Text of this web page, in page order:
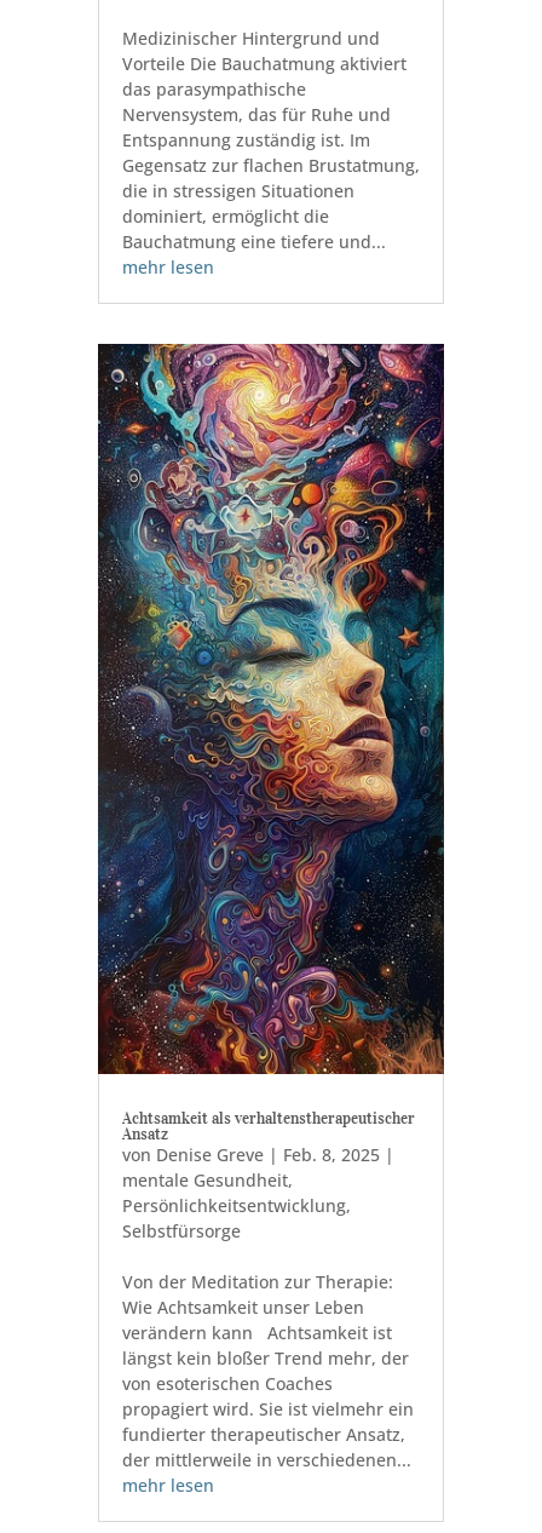
Medizinischer Hintergrund und
Vorteile Die Bauchatmung aktiviert
das parasympathische
Nervensystem, das für Ruhe und
Entspannung zuständig ist. Im
Gegensatz zur flachen Brustatmung,
die in stressigen Situationen
dominiert, ermöglicht die
Bauchatmung eine tiefere und...
mehr lesen
Achtsamkeit als verhaltenstherapeutischer
Ansatz
von Denise Greve| Feb. 8, 2025|
mentale Gesundheit,
Persönlichkeitsentwicklung,
Selbstfürsorge
Von der Meditation zur Therapie:
Wie Achtsamkeit unser Leben
verändern kann Achtsamkeit ist
längst kein bloßer Trend mehr, der
von esoterischen Coaches
propagiert wird. Sie ist vielmehr ein
fundierter therapeutischer Ansatz,
der mittlerweile in verschiedenen...
mehr lesen